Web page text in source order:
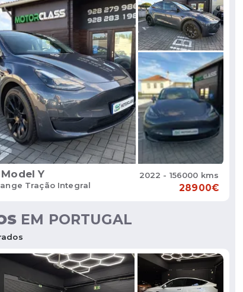
Model Y
Tração Integral
2022 - 156000 kms
28900€
EM PORTUGAL